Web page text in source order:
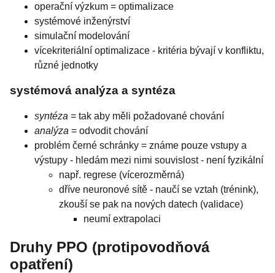
operační výzkum = optimalizace
systémové inženýrství
simulační modelování
vícekriteriální optimalizace - kritéria bývají v konfliktu,
různé jednotky
systémová analýza a syntéza
syntéza = tak aby měli požadované chování
analýza = odvodit chování
problém černé schránky = známe pouze vstupy a
výstupy - hledám mezi nimi souvislost - není fyzikální
např. regrese (vícerozměrná)
dříve neuronové sítě - naučí se vztah (trénink),
zkouší se pak na nových datech (validace)
neumí extrapolaci
Druhy PPO (protipovodňová
opatření)